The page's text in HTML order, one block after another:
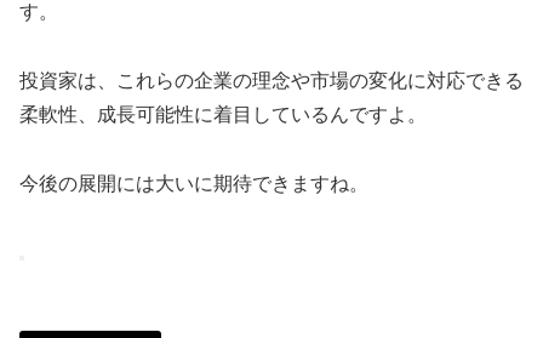
す。
投資家は、これらの企業の理念や市場の変化に対応できる
柔軟性、成長可能性に着目しているんですよ。
今後の展開には大いに期待できますね。